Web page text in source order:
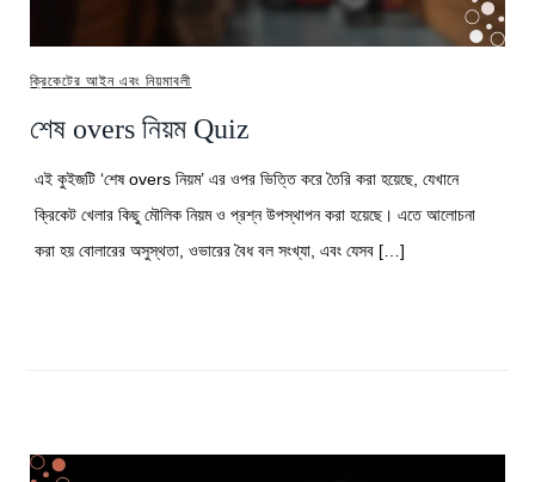
ক্রিকেটের আইন এবং নিয়মাবলী
শেষ overs নিয়ম Quiz
এই কুইজটি ‘শেষ overs নিয়ম’ এর ওপর ভিত্তি করে তৈরি করা হয়েছে, যেখানে
ক্রিকেট খেলার কিছু মৌলিক নিয়ম ও প্রশ্ন উপস্থাপন করা হয়েছে। এতে আলোচনা
করা হয় বোলারের অসুস্থতা, ওভারের বৈধ বল সংখ্যা, এবং যেসব […]